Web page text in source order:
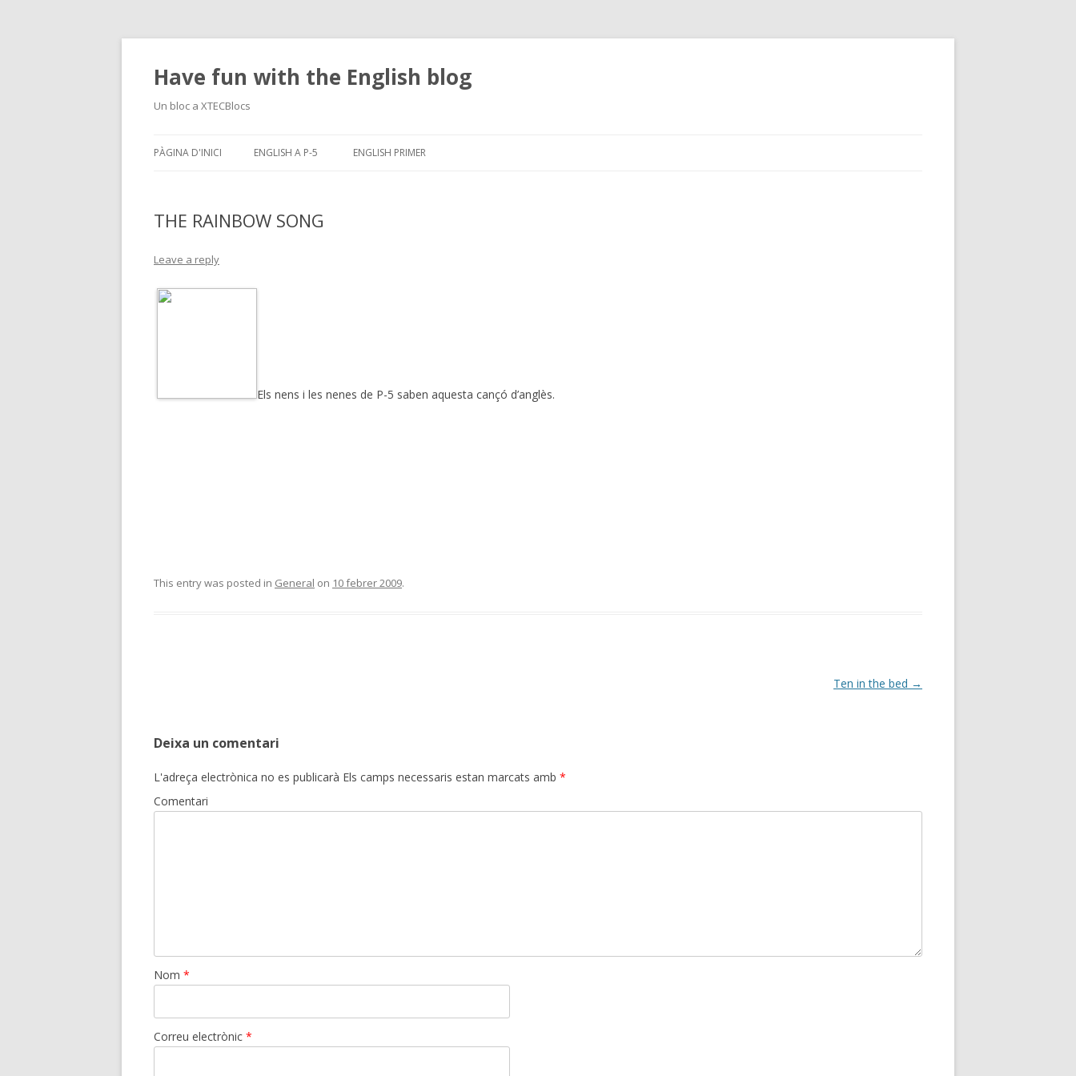
Have fun with the English blog
Un bloc a XTECBlocs
PÀGINA D'INICI ENGLISH A P-5 ENGLISH PRIMER
THE RAINBOW SONG
Leave a reply
Els nens i les nenes de P-5 saben aquesta cançó d’anglès.
This entry was posted in General on 10 febrer 2009.
Ten in the bed →
Deixa un comentari
L'adreça electrònica no es publicarà Els camps necessaris estan marcats amb *
Comentari
Nom *
Correu electrònic *